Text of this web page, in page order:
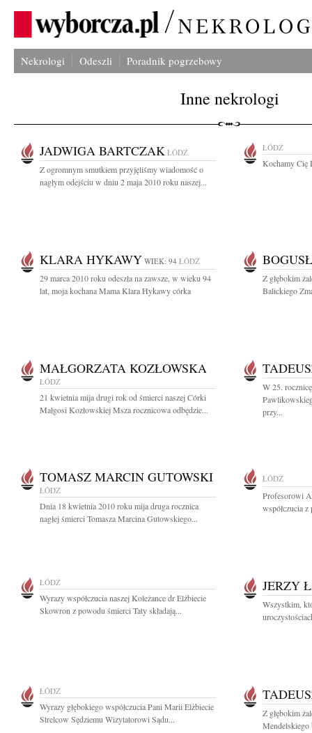
Nekrologi Odeszli Poradnik pogrzebowy
Inne nekrologi
JADWIGA BARTCZAK ŁÓDŹ
Z ogromnym smutkiem przyjęliśmy wiadomość o
nagłym odejściu w dniu 2 maja 2010 roku naszej...
ŁÓDŹ
Kochamy Cię
KLARA HYKAWY WIEK: 94 ŁÓDŹ
29 marca 2010 roku odeszła na zawsze, w wieku 94
lat, moja kochana Mama Klara Hykawy córka
Z głębokim
Balickiego
MAŁGORZATA KOZŁOWSKA
ŁÓDŹ
21 kwietnia mija drugi rok od śmierci naszej Córki
Małgosi Kozłowskiej Msza rocznicowa odbędzie...
W 25.
przy...
TOMASZ MARCIN GUTOWSKI
ŁÓDŹ
Dnia 18 kwietnia 2010 roku mija druga rocznica
nagłej śmierci Tomasza Marcina Gutowskiego...
ŁÓDŹ
Profesorowi
współczucia
ŁÓDŹ
Wyrazy współczucia naszej Koleżance dr Elżbiecie
Skowron z powodu śmierci Taty składają...
JERZY
Wszystkim,
ŁÓDŹ
Wyrazy głębokiego współczucia Pani Marii Elżbiecie
Strelcow Sędziemu Wizytatorowi Sądu...
Z głębokim
Mendelskiego